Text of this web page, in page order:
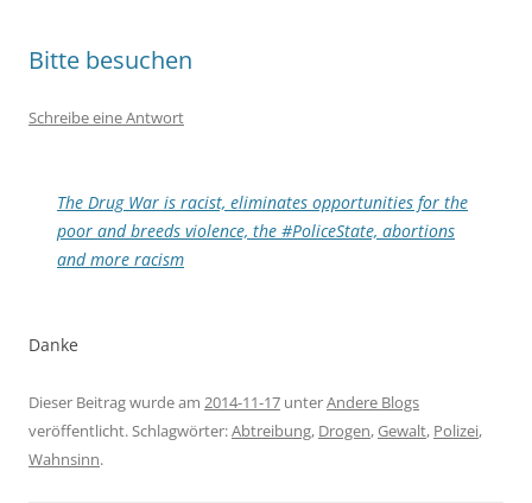
Bitte besuchen
Schreibe eine Antwort
The Drug War is racist, eliminates opportunities for the
poor and breeds violence, the #PoliceState, abortions
and more racism
Danke
Dieser Beitrag wurde am 2014-11-17 unterAndere Blogs
veröffentlicht. Schlagwörter:Abtreibung, Drogen,Gewalt, Polizei,
Wahnsinn.